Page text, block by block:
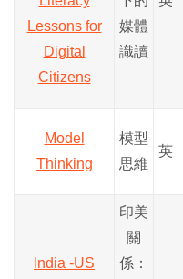
Lessons for
Digital
Citizens
媒體
識讀
Model
Thinking
模型
思維
英
India -US
印美
關
係：